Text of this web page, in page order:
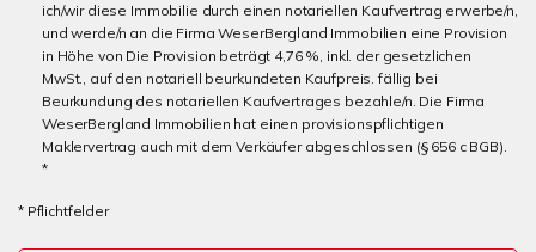
ich/wir diese Immobilie durch einen notariellen Kaufvertrag erwerbe/n,
und werde/n an die Firma WeserBergland Immobilien eine Provision
in Höhe von Die Provision beträgt 4,76 %, inkl. der gesetzlichen
MwSt., auf den notariell beurkundeten Kaufpreis. fällig bei
Beurkundung des notariellen Kaufvertrages bezahle/n. Die Firma
WeserBergland Immobilien hat einen provisionspflichtigen
Maklervertrag auch mit dem Verkäufer abgeschlossen (§ 656 c BGB).
*
* Pflichtfelder